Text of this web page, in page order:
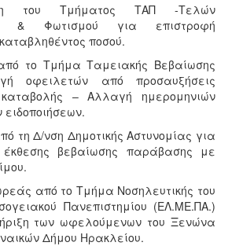
του Τμήματος ΤΑΠ -Τελών
& Φωτισμού για επιστροφή
ποσού.
το Τμήμα Ταμειακής Βεβαίωσης
οφειλετών από προσαυξήσεις
– Αλλαγή ημερομηνιών
τη Δ/νση Δημοτικής Αστυνομίας για
βεβαίωσης παράβασης με
από το Τμήμα Νοσηλευτικής του
Πανεπιστημίου (ΕΛ.ΜΕ.ΠΑ.)
των ωφελούμενων του Ξενώνα
Δήμου Ηρακλείου.